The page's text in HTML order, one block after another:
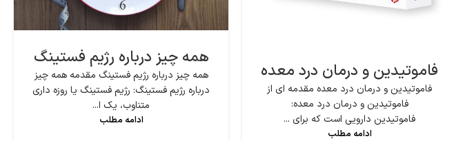
فاموتیدین و درمان درد معده
فاموتیدین و درمان درد معده مقدمه ای از
فاموتیدین و درمان درد معده:
فاموتیدین دارویی است که برای ...
ادامه مطلب
همه چیز درباره رژیم فستینگ
همه چیز درباره رژیم فستینگ مقدمه همه چیز
درباره رژیم فستینگ: رژیم فستینگ یا روزه داری
متناوب، یک ا...
ادامه مطلب